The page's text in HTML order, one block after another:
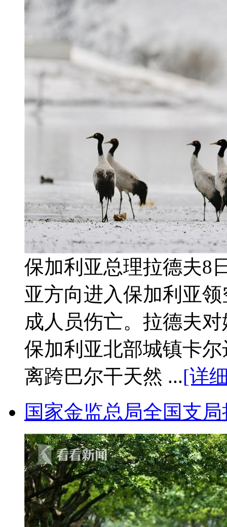
保加利亚总理拉德夫8
亚方向进入保加利亚
成人员伤亡。拉德夫
保加利亚北部城镇卡
离跨巴尔干天然 ...[详
国家金监总局全国支